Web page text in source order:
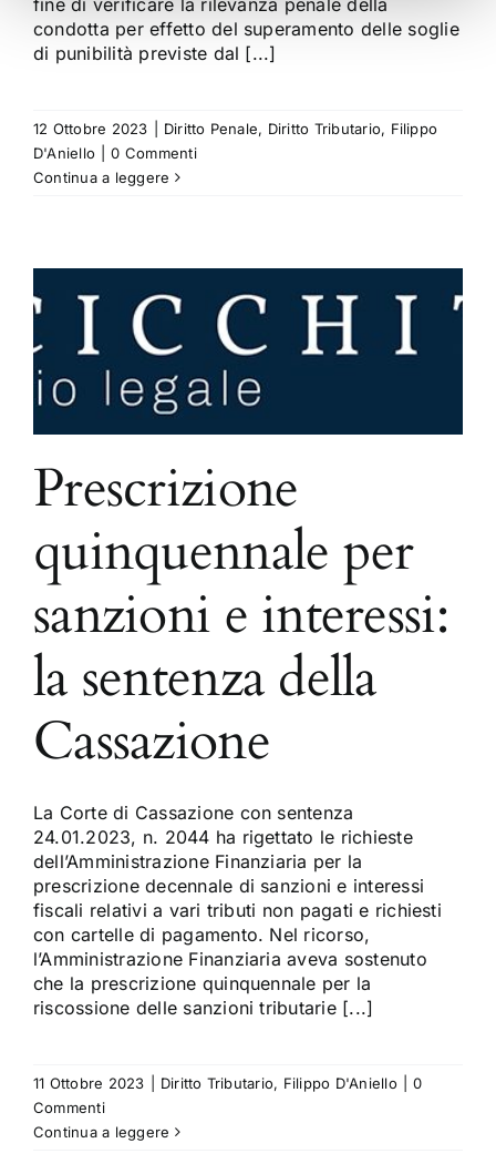
condotta per effetto del superamento delle soglie
di punibilità previste dal [...]
12 Ottobre 2023 Diritto Penale, Diritto Tributario, Filippo
D'Aniello
0 Commenti
Continua a leggere
Prescrizione
quinquennale per
sanzioni e interessi:
la sentenza della
Cassazione
La Corte di Cassazione con sentenza
24.01.2023, n. 2044 ha rigettato le richieste
dell’Amministrazione Finanziaria per la
prescrizione decennale di sanzioni e interessi
fiscali relativi a vari tributi non pagati e richiesti
con cartelle di pagamento. Nel ricorso,
l’Amministrazione Finanziaria aveva sostenuto
che la prescrizione quinquennale per la
riscossione delle sanzioni tributarie [...]
11 Ottobre 2023 Diritto Tributario, Filippo D'Aniello
0
Commenti
Continua a leggere